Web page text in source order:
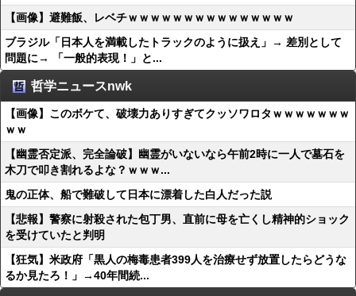
【画像】避難飯、レベチｗｗｗｗｗｗｗｗｗｗｗｗｗｗｗ
ブラジル「日本人を満載したトラックのように扱え」→ 差別として
問題に→ 「一般的表現！」と...
哲学ニュースnwk
【画像】このボケて、破壊力ありすぎてクッソワロタｗｗｗｗｗｗｗ
ｗｗ
【幽霊否定派、完全論破】幽霊がいないなら午前2時に一人で墓石を
木刀で叩き割れるよな？ｗｗｗ...
鬼の正体、船で難破して日本に漂着した白人だった説
【悲報】警察に射殺された包丁男、直前に母を亡くし精神的ショック
を受けていたと判明
【狂気】米政府「黒人の梅毒患者399人を治療せず放置したらどうな
るか見たろ！」→40年間続...